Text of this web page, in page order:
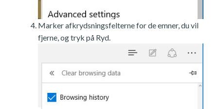
Marker afkrydsningsfelterne for de emner, du vil
fjerne, og tryk på Ryd.